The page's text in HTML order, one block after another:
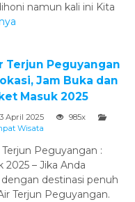
namun kali ini Kita
Terjun Peguyangan
Jam Buka dan
Masuk 2025
3 April 2025
985x
Wisata
Terjun Peguyangan :
2025 – Jika Anda
destinasi penuh
Terjun Peguyangan.